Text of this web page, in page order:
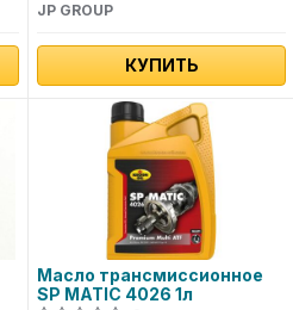
JP GROUP
КУПИТЬ
Масло трансмиссионное
SP MATIC 4026 1л